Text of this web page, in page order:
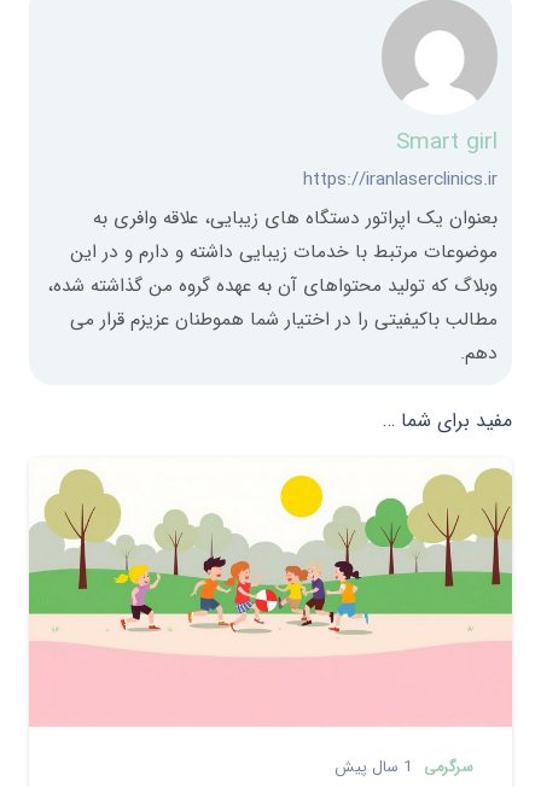
Smart girl
https://iranlaserclinics.ir
بعنوان یک اپراتور دستگاه های زیبایی، علاقه وافری به
موضوعات مرتبط با خدمات زیبایی داشته و دارم و در این
وبلاگ که تولید محتواهای آن به عهده گروه من گذاشته شده،
مطالب باکیفیتی را در اختیار شما هموطنان عزیزم قرار می
دهم.
مفید برای شما …
سرگرمی 1 سال پیش